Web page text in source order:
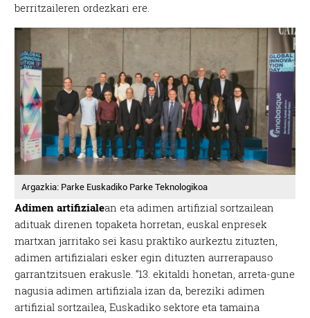
berritzaileren ordezkari ere.
Argazkia: Parke Euskadiko Parke Teknologikoa
Adimen artifizialean eta adimen artifizial sortzailean
adituak direnen topaketa horretan, euskal enpresek
martxan jarritako sei kasu praktiko aurkeztu zituzten,
adimen artifizialari esker egin dituzten aurrerapauso
garrantzitsuen erakusle. “13. ekitaldi honetan, arreta-gune
nagusia adimen artifiziala izan da, bereziki adimen
artifizial sortzailea, Euskadiko sektore eta tamaina